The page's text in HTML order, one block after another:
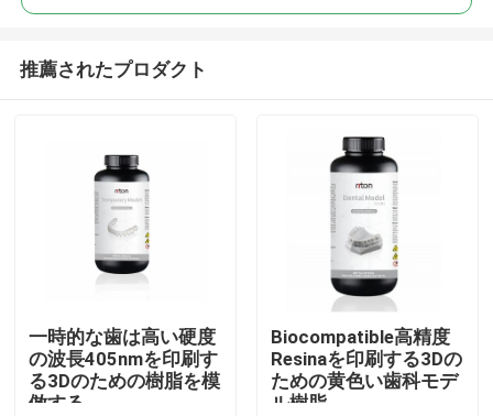
推薦されたプロダクト
一時的な歯は高い硬度
の波長405nmを印刷す
る3Dのための樹脂を模
倣する
Biocompatible高精度
Resinaを印刷する3Dの
ための黄色い歯科モデ
ル樹脂